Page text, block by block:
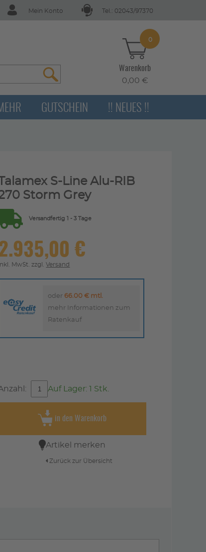
Tel.: 02043/97370
Mein Konto
0
Warenkorb
0,00 €
GUTSCHEIN !! NEUES !!
S-Line Alu-RIB
Storm Grey
Versandfertig 1 - 3 Tage
€
MwSt. zzgl. Versand
oder 66.00 € mtl.
mehr Informationen zum
Ratenkauf
Auf Lager: 1 Stk.
in den Warenkorb
Artikel merken
Zurück zur Übersicht